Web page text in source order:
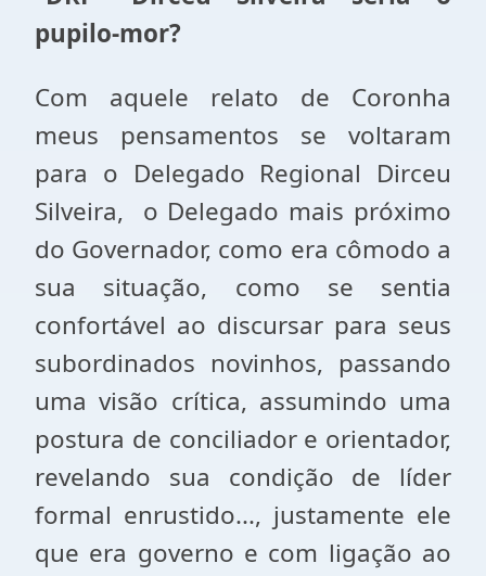
pupilo-mor?
Com aquele relato de Coronha
meus pensamentos se voltaram
para o Delegado Regional Dirceu
Silveira, o Delegado mais próximo
do Governador, como era cômodo a
sua situação, como se sentia
confortável ao discursar para seus
subordinados novinhos, passando
uma visão crítica, assumindo uma
postura de conciliador e orientador,
revelando sua condição de líder
formal enrustido..., justamente ele
que era governo e com ligação ao